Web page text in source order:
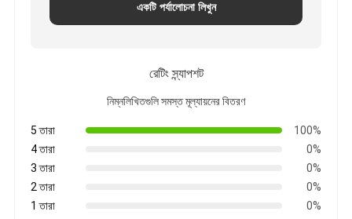
একটি পর্যালোচনা লিখুন
রেটিং স্ন্যাপশট
নিম্নলিখিতগুলি সমস্ত মূল্যায়নের বিতরণ
5 তারা
100%
4 তারা
0%
3 তারা
0%
2 তারা
0%
1 তারা
0%